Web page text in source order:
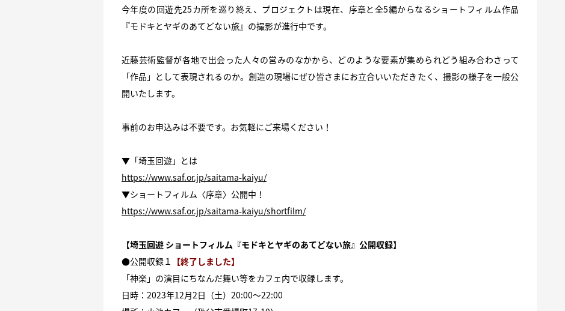
今年度の回遊先25カ所を巡り終え、プロジェクトは現在、序章と全5編からなるショートフィルム作品
『モドキとヤギのあてどない旅』の撮影が進行中です。
近藤芸術監督が各地で出会った人々の営みのなかから、どのような要素が集められどう組み合わさって
「作品」として表現されるのか。創造の現場にぜひ皆さまにお立合いいただきたく、撮影の様子を一般公
開いたします。
事前のお申込みは不要です。お気軽にご来場ください！
▼「埼玉回遊」とは
https://www.saf.or.jp/saitama-kaiyu/
▼ショートフィルム〈序章〉公開中！
https://www.saf.or.jp/saitama-kaiyu/shortfilm/
【埼玉回遊 ショートフィルム『モドキとヤギのあてどない旅』公開収録】
●公開収録１ 【終了しました】
「神楽」の演目にちなんだ舞い等をカフェ内で収録します。
日時：2023年12月2日（土）20:00～22:00